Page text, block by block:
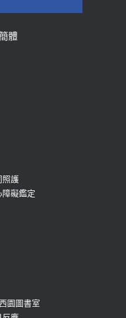
人包！這幾項檢
5重點可逆轉
科醫坦言：不
猝逝 老人小
前兆
體
照護
障礙鑑定
園圖書室